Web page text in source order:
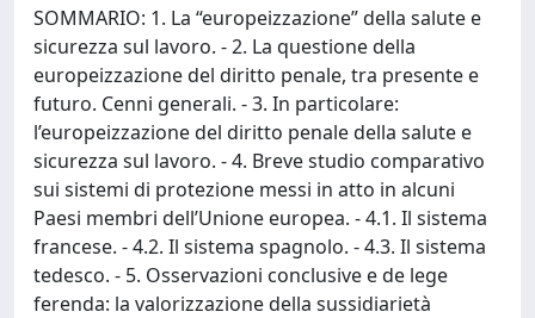
SOMMARIO: 1. La “europeizzazione” della salute e
sicurezza sul lavoro. - 2. La questione della
europeizzazione del diritto penale, tra presente e
futuro. Cenni generali. - 3. In particolare:
l’europeizzazione del diritto penale della salute e
sicurezza sul lavoro. - 4. Breve studio comparativo
sui sistemi di protezione messi in atto in alcuni
Paesi membri dell’Unione europea. - 4.1. Il sistema
francese. - 4.2. Il sistema spagnolo. - 4.3. Il sistema
tedesco. - 5. Osservazioni conclusive e de lege
ferenda: la valorizzazione della sussidiarietà